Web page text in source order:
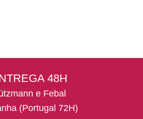
on
the
page
48H
e Febal
(Portugal 72H)